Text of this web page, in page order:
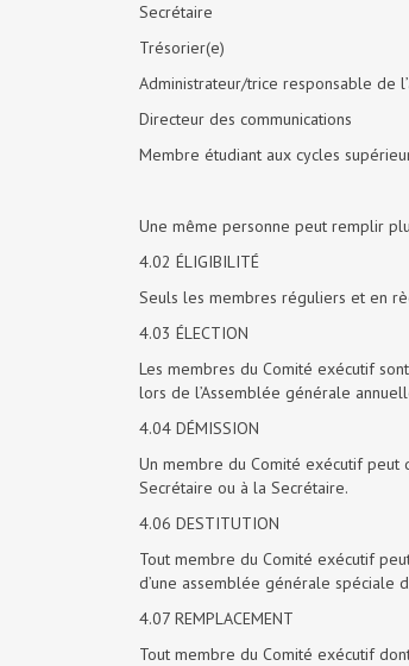
Secrétaire
Trésorier(e)
Administrateur/trice responsable de
Directeur des communications
Membre étudiant aux cycles
Une même personne peut remplir
4.02 ÉLIGIBILITÉ
Seuls les membres réguliers et en
4.03 ÉLECTION
Les membres du Comité exécutif
lors de l’Assemblée générale
4.04 DÉMISSION
Un membre du Comité exécutif peut
Secrétaire ou à la Secrétaire.
4.06 DESTITUTION
Tout membre du Comité exécutif
d’une assemblée générale spéciale
4.07 REMPLACEMENT
Tout membre du Comité exécutif